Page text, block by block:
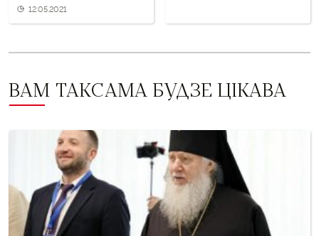
12.05.2021
ВАМ ТАКСАМА БУДЗЕ ЦІКАВА